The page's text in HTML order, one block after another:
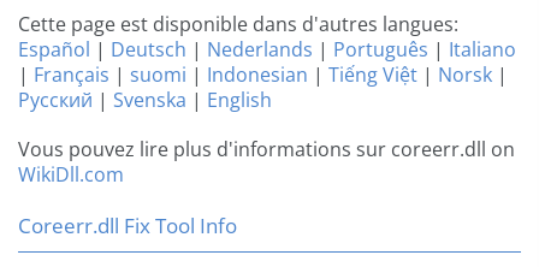
Cette page est disponible dans d'autres langues:
Español | Deutsch | Nederlands | Português | Italiano
| Français | suomi | Indonesian | Tiếng Việt | Norsk |
Русский | Svenska | English
Vous pouvez lire plus d'informations sur coreerr.dll on
WikiDll.com
Coreerr.dll Fix Tool Info